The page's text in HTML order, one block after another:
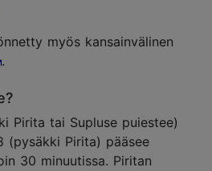
myös kansainvälinen
.
Pirita tai Supluse puiestee)
(pysäkki Pirita) pääsee
30 minuutissa. Piritan